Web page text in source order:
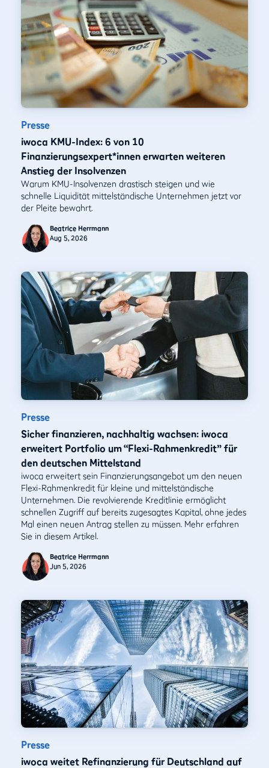
Presse
iwoca KMU-Index: 6 von 10
Finanzierungsexpert*innen erwarten weiteren
Anstieg der Insolvenzen
Warum KMU-Insolvenzen drastisch steigen und wie
schnelle Liquidität mittelständische Unternehmen jetzt vor
der Pleite bewahrt.
Beatrice Herrmann
Aug 5, 2026
Presse
Sicher finanzieren, nachhaltig wachsen: iwoca
erweitert Portfolio um “Flexi-Rahmenkredit” für
den deutschen Mittelstand
iwoca erweitert sein Finanzierungsangebot um den neuen
Flexi-Rahmenkredit für kleine und mittelständische
Unternehmen. Die revolvierende Kreditlinie ermöglicht
schnellen Zugriff auf bereits zugesagtes Kapital, ohne jedes
Mal einen neuen Antrag stellen zu müssen. Mehr erfahren
Sie in diesem Artikel.
Beatrice Herrmann
Jun 5, 2026
Presse
iwoca weitet Refinanzierung für Deutschland auf